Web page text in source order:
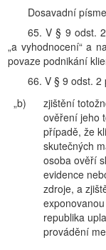
Dosavadní
65. V § 9 odst.
„a vyhodnocení“ a
povaze podnikání
66. V § 9 odst.
„b)
zjištění
ověření jeho
případě, že
skutečných
osoba ověří
evidence
zdroje, a
republika
provádění